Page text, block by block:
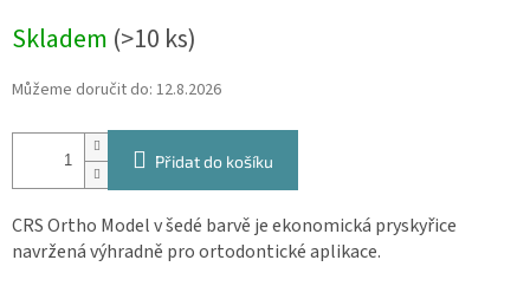
cena:
Skladem (>10 ks)
Můžeme doručit do: 12.8.2026
Přidat do košíku
CRS Ortho Model v šedé barvě je ekonomická pryskyřice
navržená výhradně pro ortodontické aplikace.